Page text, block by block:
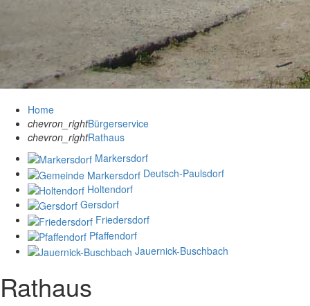
Home
chevron_rightBürgerservice
chevron_rightRathaus
Markersdorf
Deutsch-Paulsdorf
Holtendorf
Gersdorf
Friedersdorf
Pfaffendorf
Jauernick-Buschbach
Rathaus